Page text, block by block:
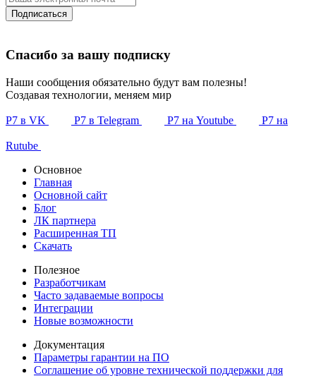
Подписаться
Спасибо за вашу подписку
Наши сообщения обязательно будут вам полезны!
Создавая технологии, меняем мир
Р7 в VK Р7 в Telegram Р7 на Youtube Р7 на
Rutube
Основное
Главная
Основной сайт
Блог
ЛК партнера
Расширенная ТП
Скачать
Полезное
Разработчикам
Часто задаваемые вопросы
Интеграции
Новые возможности
Документация
Параметры гарантии на ПО
Соглашение об уровне технической поддержки для